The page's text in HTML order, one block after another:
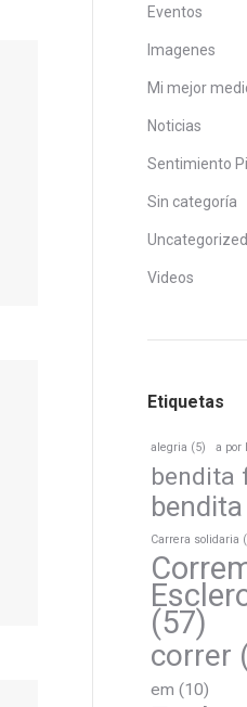
Eventos
Imagenes
Mi mejor
Noticias
Sentimiento
Sin categoría
Uncategorized
Videos
Etiquetas
alegria (5) a por
bendita
Carrera solidaria
(57)
correr
em (10)